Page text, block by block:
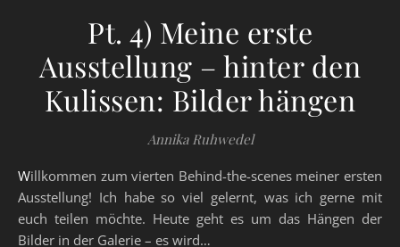
Pt. 4) Meine erste
Ausstellung – hinter den
Kulissen: Bilder hängen
Annika Ruhwedel
Willkommen zum vierten Behind-the-scenes meiner ersten
Ausstellung! Ich habe so viel gelernt, was ich gerne mit
euch teilen möchte. Heute geht es um das Hängen der
Bilder in der Galerie – es wird…